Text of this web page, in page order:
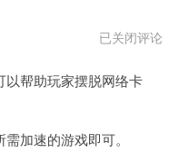
蓝
速
下
载
已关闭评论
帮助玩家摆脱网络卡
加速的游戏即可。